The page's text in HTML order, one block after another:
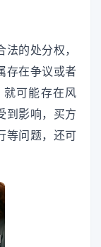
的处分权，
存在争议或者
就可能存在风
到影响，买方
等问题，还可